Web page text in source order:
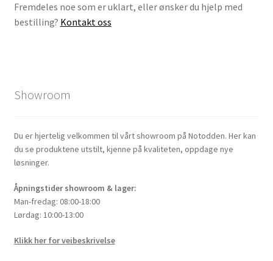
Fremdeles noe som er uklart, eller ønsker du hjelp med
bestilling? Kontakt oss
Showroom
Du er hjertelig velkommen til vårt showroom på Notodden. Her kan
du se produktene utstilt, kjenne på kvaliteten, oppdage nye
løsninger.
Åpningstider showroom & lager:
Man-fredag: 08:00-18:00
Lørdag: 10:00-13:00
Klikk her for veibeskrivelse